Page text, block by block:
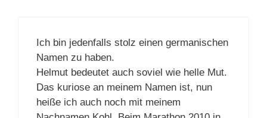
Ich bin jedenfalls stolz einen germanischen
Namen zu haben.
Helmut bedeutet auch soviel wie helle Mut.
Das kuriose an meinem Namen ist, nun
heiße ich auch noch mit meinem